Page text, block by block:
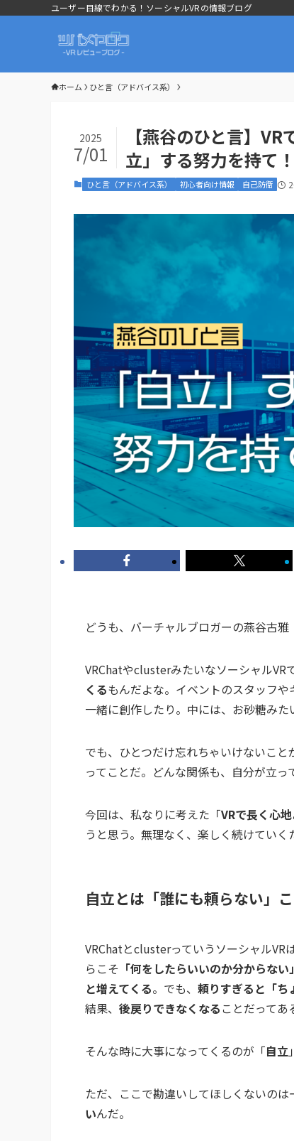
ユーザー目線でわかる！ソーシャルVRの情報ブログ
ホーム ひと言（アドバイス系）
【燕谷のひと言】
立」する努力を持て！
2025
7/01
ひと言（アドバイス系） 初心者向け情報 自己防衛
どうも、バーチャルブロガーの燕谷古雅
VRChatやclusterみたいなソーシャルVR
くるもんだよな。イベントのスタッフ
一緒に創作したり。中には、お砂糖みた
でも、ひとつだけ忘れちゃいけないこと
ってことだ。どんな関係も、自分が立っ
今回は、私なりに考えた「VRで長く心
うと思う。無理なく、楽しく続けていく
自立とは「誰にも頼らない」
VRChatとclusterっていうソーシャル
らこそ 「何をしたらいいのか分からな
と増えてくる。でも、 頼りすぎると「ち
結果、 後戻りできなくなる ことだってあ
そんな時に大事になってくるのが「自立
ただ、ここで勘違いしてほしくないのは
いんだ。